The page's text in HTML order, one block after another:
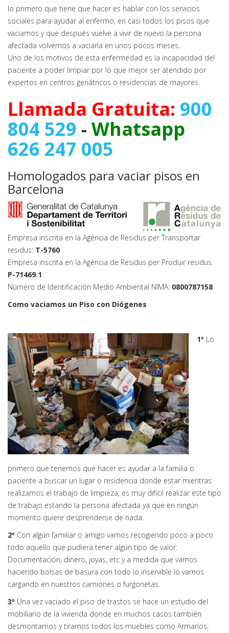
lo primero que tiene que hacer es hablar con los servicios
sociales para ayudar al enfermo, en casi todos los pisos que
vaciamos y que después vuelve a vivir de nuevo la persona
afectada volvemos a vaciarla en unos pocos meses.
Uno de los motivos de esta enfermedad es la incapacidad del
paciente a poder limpiar por lo que mejor ser atendido por
expertos en centros geriátricos o residencias de mayores.
Llamada Gratuita: 900
804 529 - Whatsapp
626 247 005
Homologados para vaciar pisos en
Barcelona
Empresa inscrita en la Agència de Residus per Transportar
residus: T-5760
Empresa inscrita en la Agència de Residus per Produir residus:
P-71469.1
Número de Identificación Medio Ambiental NIMA: 0800787158
Como vaciamos un Piso con Diógenes
1º Lo
primero que tenemos que hacer es ayudar a la familia o
paciente a buscar un lugar o residencia donde estar mientras
realizamos el trabajo de limpieza, es muy difícil realizar este tipo
de trabajo estando la persona afectada ya que en ningún
momento quiere desprenderse de nada.
2º Con algún familiar o amigo vamos recogiendo poco a poco
todo aquello que pudiera tener algún tipo de valor:
Documentación, dinero, joyas, etc y a medida que vamos
haciendo bolsas de basura con todo lo inservible lo vamos
cargando en nuestros camiones o furgonetas.
3º Una vez vaciado el piso de trastos se hace un estudio del
mobiliario de la vivienda donde en muchos casos también
desmontamos y tiramos todos los muebles como Armarios,